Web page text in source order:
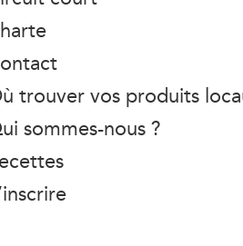
trouver vos produits
sommes-nous ?